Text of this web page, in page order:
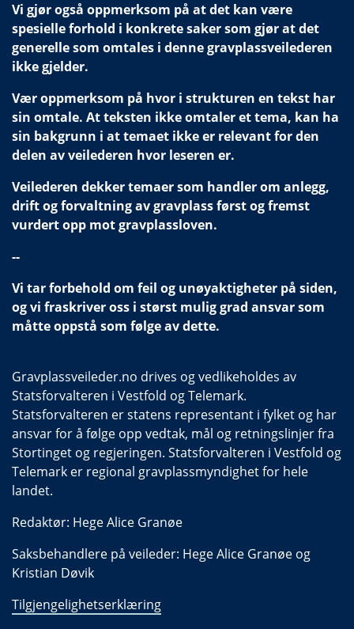
Vi gjør også oppmerksom på at det kan være
spesielle forhold i konkrete saker som gjør at det
generelle som omtales i denne gravplassveilederen
ikke gjelder.
Vær oppmerksom på hvor i strukturen en tekst har
sin omtale. At teksten ikke omtaler et tema, kan ha
sin bakgrunn i at temaet ikke er relevant for den
delen av veilederen hvor leseren er.
Veilederen dekker temaer som handler om anlegg,
drift og forvaltning av gravplass først og fremst
vurdert opp mot gravplassloven.
--
Vi tar forbehold om feil og unøyaktigheter på siden,
og vi fraskriver oss i størst mulig grad ansvar som
måtte oppstå som følge av dette.
Gravplassveileder.no drives og vedlikeholdes av
Statsforvalteren i Vestfold og Telemark.
Statsforvalteren er statens representant i fylket og har
ansvar for å følge opp vedtak, mål og retningslinjer fra
Stortinget og regjeringen. Statsforvalteren i Vestfold og
Telemark er regional gravplassmyndighet for hele
landet.
Redaktør: Hege Alice Granøe
Saksbehandlere på veileder: Hege Alice Granøe og
Kristian Døvik
Tilgjengelighetserklæring